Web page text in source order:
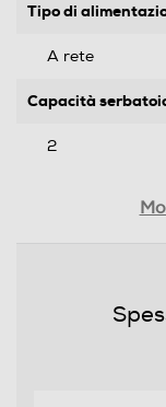
Tipo di
A rete
Capacità
2